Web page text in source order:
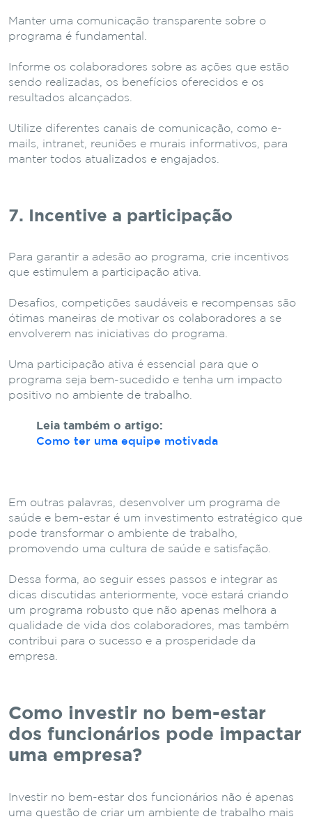
Manter uma comunicação transparente sobre o
programa é fundamental.
Informe os colaboradores sobre as ações que estão
sendo realizadas, os benefícios oferecidos e os
resultados alcançados.
Utilize diferentes canais de comunicação, como e-
mails, intranet, reuniões e murais informativos, para
manter todos atualizados e engajados.
7. Incentive a participação
Para garantir a adesão ao programa, crie incentivos
que estimulem a participação ativa.
Desafios, competições saudáveis e recompensas são
ótimas maneiras de motivar os colaboradores a se
envolverem nas iniciativas do programa.
Uma participação ativa é essencial para que o
programa seja bem-sucedido e tenha um impacto
positivo no ambiente de trabalho.
Leia também o artigo:
Como ter uma equipe motivada
Em outras palavras, desenvolver um programa de
saúde e bem-estar é um investimento estratégico que
pode transformar o ambiente de trabalho,
promovendo uma cultura de saúde e satisfação.
Dessa forma, ao seguir esses passos e integrar as
dicas discutidas anteriormente, você estará criando
um programa robusto que não apenas melhora a
qualidade de vida dos colaboradores, mas também
contribui para o sucesso e a prosperidade da
empresa.
Como investir no bem-estar
dos funcionários pode impactar
uma empresa?
Investir no bem-estar dos funcionários não é apenas
uma questão de criar um ambiente de trabalho mais